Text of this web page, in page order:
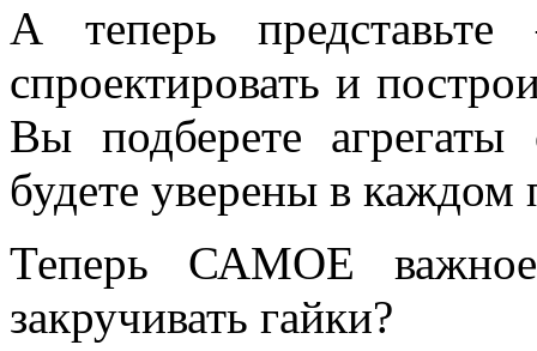
А теперь
спроектировать и
Вы подберете
будете уверены в
Теперь САМОЕ
закручивать гайки?